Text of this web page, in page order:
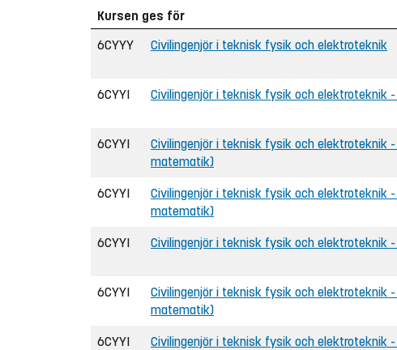
Kursen ges för
6CYYY
Civilingenjör i teknisk fysik och elektroteknik
6CYYI Civilingenjör i teknisk fysik och elektroteknik
6CYYI
Civilingenjör i teknisk fysik och elektroteknik
matematik)
6CYYI
Civilingenjör i teknisk fysik och elektroteknik
matematik)
6CYYI Civilingenjör i teknisk fysik och elektroteknik
6CYYI
Civilingenjör i teknisk fysik och elektroteknik
matematik)
6CYYI
Civilingenjör i teknisk fysik och elektroteknik